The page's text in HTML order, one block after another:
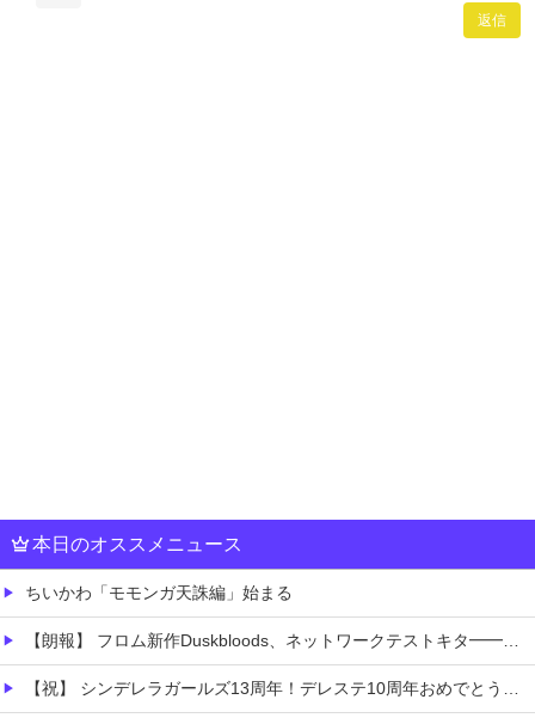
返信
本日のオススメニュース
ちいかわ「モモンガ天誅編」始まる
【朗報】 フロム新作Duskbloods、ネットワークテストキタ━━━━(゜∀゜)━━━━!!
【祝】 シンデレラガールズ13周年！デレステ10周年おめでとう！ガチャ更新SSR八神マキノ・イベントSRイヴ、SR望月聖！